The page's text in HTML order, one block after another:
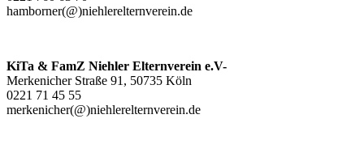
hamborner(@)niehlerelternverein.de
KiTa & FamZ Niehler Elternverein e.V-
Merkenicher Straße 91, 50735 Köln
0221 71 45 55
merkenicher(@)niehlerelternverein.de